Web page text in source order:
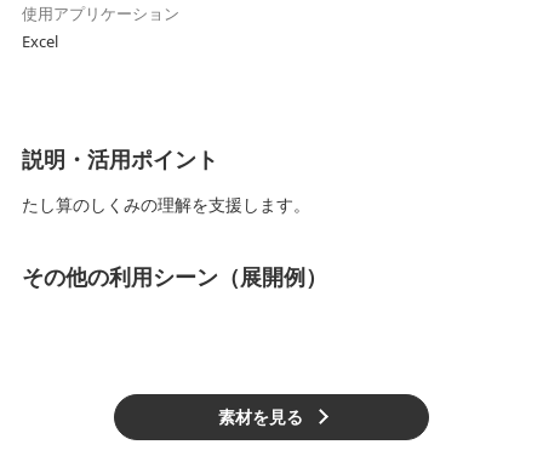
使用アプリケーション
Excel
説明・活用ポイント
たし算のしくみの理解を支援します。
その他の利用シーン（展開例）
素材を見る